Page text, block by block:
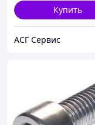
Купить
АСГ Сервис